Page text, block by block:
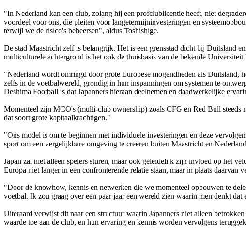
"In Nederland kan een club, zolang hij een profclublicentie heeft, niet
voordeel voor ons, die pleiten voor langetermijninvesteringen en
terwijl we de risico's beheersen", aldus Toshishige.
De stad Maastricht zelf is belangrijk. Het is een grensstad dicht bij Duitsland
multiculturele achtergrond is het ook de thuisbasis van de bekende
"Nederland wordt omringd door grote Europese mogendheden als
zelfs in de voetbalwereld, grondig in hun inspanningen om systemen te
Deshima Football is dat Japanners hieraan deelnemen en daadwerkelijke
Momenteel zijn MCO's (multi-club ownership) zoals CFG en Red Bull steeds
dat soort grote kapitaalkrachtigen."
"Ons model is om te beginnen met individuele investeringen en deze
sport om een vergelijkbare omgeving te creëren buiten Maastricht en
Japan zal niet alleen spelers sturen, maar ook geleidelijk zijn invloed op het
Europa niet langer in een confronterende relatie staan, maar in plaats daarvan
"Door de knowhow, kennis en netwerken die we momenteel opbouwen te
voetbal. Ik zou graag over een paar jaar een wereld zien waarin men denkt
Uiteraard verwijst dit naar een structuur waarin Japanners niet alleen
waarde toe aan de club, en hun ervaring en kennis worden vervolgens